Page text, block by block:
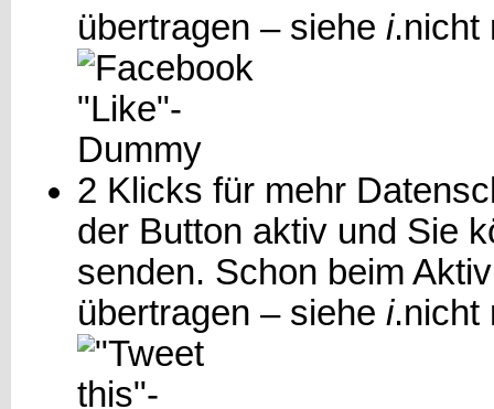
übertragen – siehe i.nicht
2 Klicks für mehr
der Button aktiv und Sie
senden. Schon beim
übertragen – siehe i.nicht